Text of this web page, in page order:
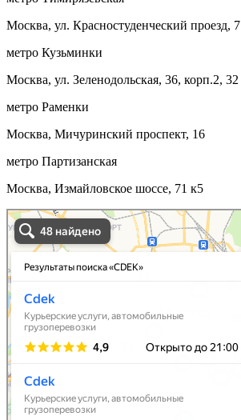
Москва, ул. Красностуденческий проезд, 7
метро Кузьминки
Москва, ул. Зеленодольская, 36, корп.2, 32
метро Раменки
Москва, Мичуринский проспект, 16
метро Партизанская
Москва, Измайловское шоссе, 71 к5